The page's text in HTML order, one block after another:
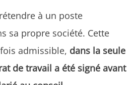
à un poste
sa propre société. Cette
admissible, dans la seule
de travail a été signé avant